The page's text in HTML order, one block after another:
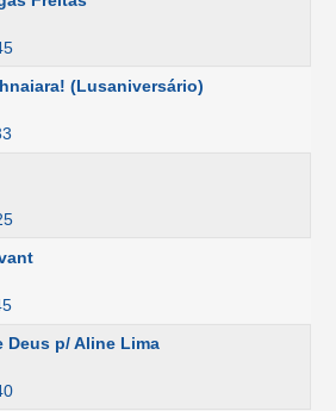
(Lusaniversário)
Deus p/ Aline Lima